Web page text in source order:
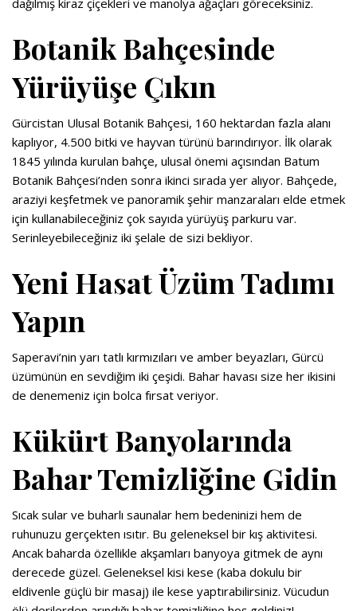
dağılmış kiraz çiçekleri ve manolya ağaçları göreceksiniz.
Botanik Bahçesinde
Yürüyüşe Çıkın
Gürcistan Ulusal Botanik Bahçesi, 160 hektardan fazla alanı
kaplıyor, 4.500 bitki ve hayvan türünü barındırıyor. İlk olarak
1845 yılında kurulan bahçe, ulusal önemi açısından Batum
Botanik Bahçesi’nden sonra ikinci sırada yer alıyor. Bahçede,
araziyi keşfetmek ve panoramik şehir manzaraları elde etmek
için kullanabileceğiniz çok sayıda yürüyüş parkuru var.
Serinleyebileceğiniz iki şelale de sizi bekliyor.
Yeni Hasat Üzüm Tadımı
Yapın
Saperavi’nin yarı tatlı kırmızıları ve amber beyazları, Gürcü
üzümünün en sevdiğim iki çeşidi. Bahar havası size her ikisini
de denemeniz için bolca fırsat veriyor.
Kükürt Banyolarında
Bahar Temizliğine Gidin
Sıcak sular ve buharlı saunalar hem bedeninizi hem de
ruhunuzu gerçekten ısıtır. Bu geleneksel bir kış aktivitesi.
Ancak baharda özellikle akşamları banyoya gitmek de aynı
derecede güzel. Geleneksel kisi kese (kaba dokulu bir
eldivenle güçlü bir masaj) ile kese yaptırabilirsiniz. Vücudun